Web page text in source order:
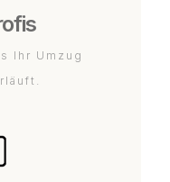
Ihr Umzug